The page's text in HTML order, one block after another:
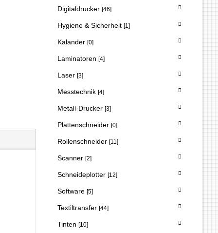
Digitaldrucker [46]
Hygiene & Sicherheit [1]
Kalander [0]
Laminatoren [4]
Laser [3]
Messtechnik [4]
Metall-Drucker [3]
Plattenschneider [0]
Rollenschneider [11]
Scanner [2]
Schneideplotter [12]
Software [5]
Textiltransfer [44]
Tinten [10]